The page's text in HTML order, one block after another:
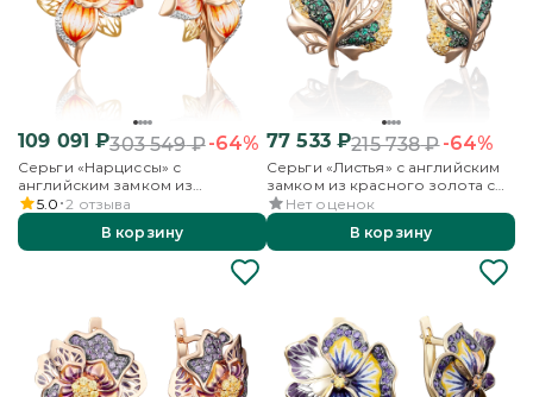
109 091 ₽303 549₽-64%
Серьги «Нарциссы» с
английским замком из
комбинированного золота с
фианитами и эмалью
5.0 2 отзыва
В корзину
77 533₽215 738₽-64%
Серьги «Листья» с английским
замком из красного золота с
фианитами
Нет оценок
В корзину